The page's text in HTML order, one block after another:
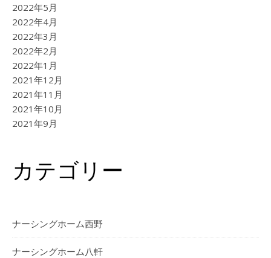
2022年5月
2022年4月
2022年3月
2022年2月
2022年1月
2021年12月
2021年11月
2021年10月
2021年9月
カテゴリー
ナーシングホーム西野
ナーシングホーム⼋軒